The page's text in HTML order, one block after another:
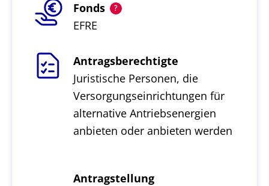
Fonds
EFRE
Antragsberechtigte
Juristische Personen, die
Versorgungseinrichtungen für
alternative Antriebsenergien
anbieten oder anbieten werden
Antragstellung